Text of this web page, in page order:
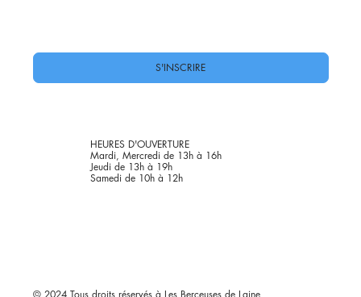
S'INSCRIRE
HEURES D'OUVERTURE
Mardi, Mercredi de 13h à 16h
Jeudi de 13h à 19h
Samedi de 10h à 12h
© 2024 Tous droits réservés à Les Berçeuses de Laine